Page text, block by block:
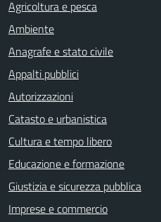
Agricoltura e pesca
Ambiente
Anagrafe e stato civile
Appalti pubblici
Autorizzazioni
Catasto e urbanistica
Cultura e tempo libero
Educazione e formazione
Giustizia e sicurezza pubblica
Imprese e commercio